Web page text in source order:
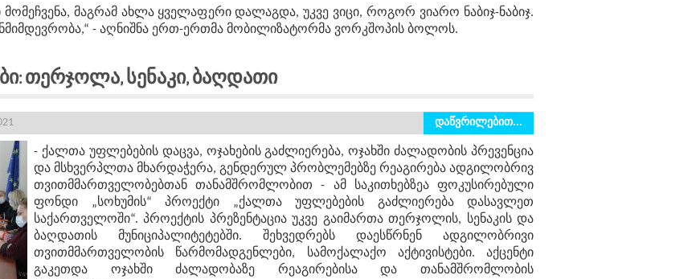
მაგრამ ახლა ყველაფერი დალაგდა, უკვე ვიცი, როგორ ვიარო ნაბიჯ-ნაბიჯ.
- აღნიშნა ერთ-ერთმა მობილიზატორმა ვორკშოპის ბოლოს.
Თერჯოლა, Სენაკი, Ბაღდათი
დაწვრილებით...
- ქალთა უფლებების დაცვა, ოჯახების გაძლიერება, ოჯახში ძალადობის პრევენცია
და მსხვერპლთა მხარდაჭერა, გენდერულ პრობლემებზე რეაგირება ადგილობრივ
თვითმმართველობებთან თანამშრომლობით - ამ საკითხებზეა ფოკუსირებული
ფონდი „სოხუმის“ პროექტი „ქალთა უფლებების გაძლიერება დასავლეთ
საქართველოში“. პროექტის პრეზენტაცია უკვე გაიმართა თერჯოლის, სენაკის და
ბაღდათის მუნიციპალიტეტებში. შეხვედრებს დაესწრნენ ადგილობრივი
თვითმმართველობის წარმომადგენლები, სამოქალაქო აქტივისტები. აქცენტი
გაკეთდა ოჯახში ძალადობაზე რეაგირებისა და თანამშრომლობის